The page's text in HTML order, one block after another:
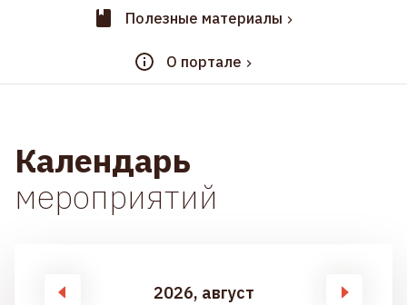
Полезные материалы
О портале
Календарь
мероприятий
2026, август